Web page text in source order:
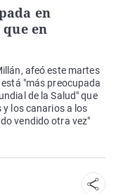
en
en
afeó este martes
"más preocupada
de la Salud" que
y los canarios a los
vendido otra vez"